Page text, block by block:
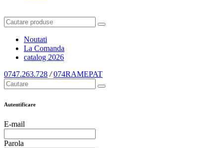
Noutati
La Comanda
catalog 2026
0747.263.728 / 074RAMEPAT
Autentificare
E-mail
Parola